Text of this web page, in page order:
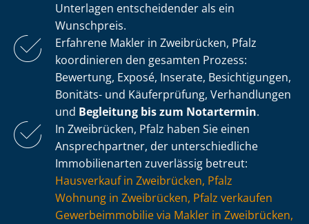
Unterlagen entscheidender als ein
Wunschpreis.
Erfahrene Makler in Zweibrücken, Pfalz
koordinieren den gesamten Prozess:
Bewertung, Exposé, Inserate, Besichtigungen,
Bonitäts- und Käuferprüfung, Verhandlungen
und Begleitung bis zum Notartermin.
In Zweibrücken, Pfalz haben Sie einen
Ansprechpartner, der un­ter­schied­li­che
Immobilienarten zuverlässig betreut:
Hausverkauf in Zweibrücken, Pfalz
Wohnung in Zweibrücken, Pfalz verkaufen
Ge­wer­be­im­mo­bi­lie via Makler in Zweibrücken,